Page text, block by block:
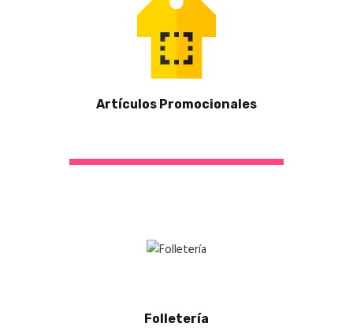
Artículos Promocionales
Folletería